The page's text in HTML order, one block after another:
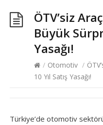
ÖTV’siz
Büyük
Yasağı!
/ Otomotiv /
10 Yıl Satış Yasağı!
Türkiye’de otomotiv